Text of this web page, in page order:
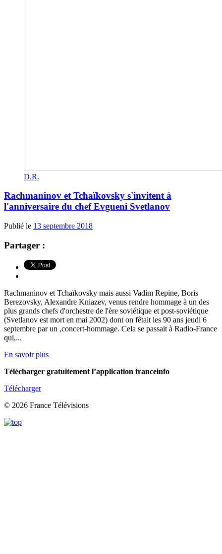
D.R.
Rachmaninov et Tchaïkovsky s'invitent à
l'anniversaire du chef Evgueni Svetlanov
Publié le 13 septembre 2018
Partager :
Rachmaninov et Tchaïkovsky mais aussi Vadim Repine, Boris
Berezovsky, Alexandre Kniazev, venus rendre hommage à un des
plus grands chefs d'orchestre de l'ère soviétique et post-soviétique
(Svetlanov est mort en mai 2002) dont on fêtait les 90 ans jeudi 6
septembre par un ,concert-hommage. Cela se passait à Radio-France
qui,...
En savoir plus
Télécharger gratuitement l’application franceinfo
Télécharger
© 2026 France Télévisions